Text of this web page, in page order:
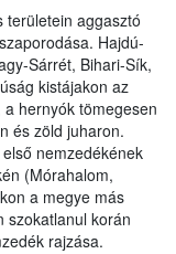
területein aggasztó
Hajdú-
Sárrét, Bihari-Sík,
kistájakon az
hernyók tömegesen
és zöld juharon.
nemzedékének
(Mórahalom,
a megye más
szokatlanul korán
rajzása.